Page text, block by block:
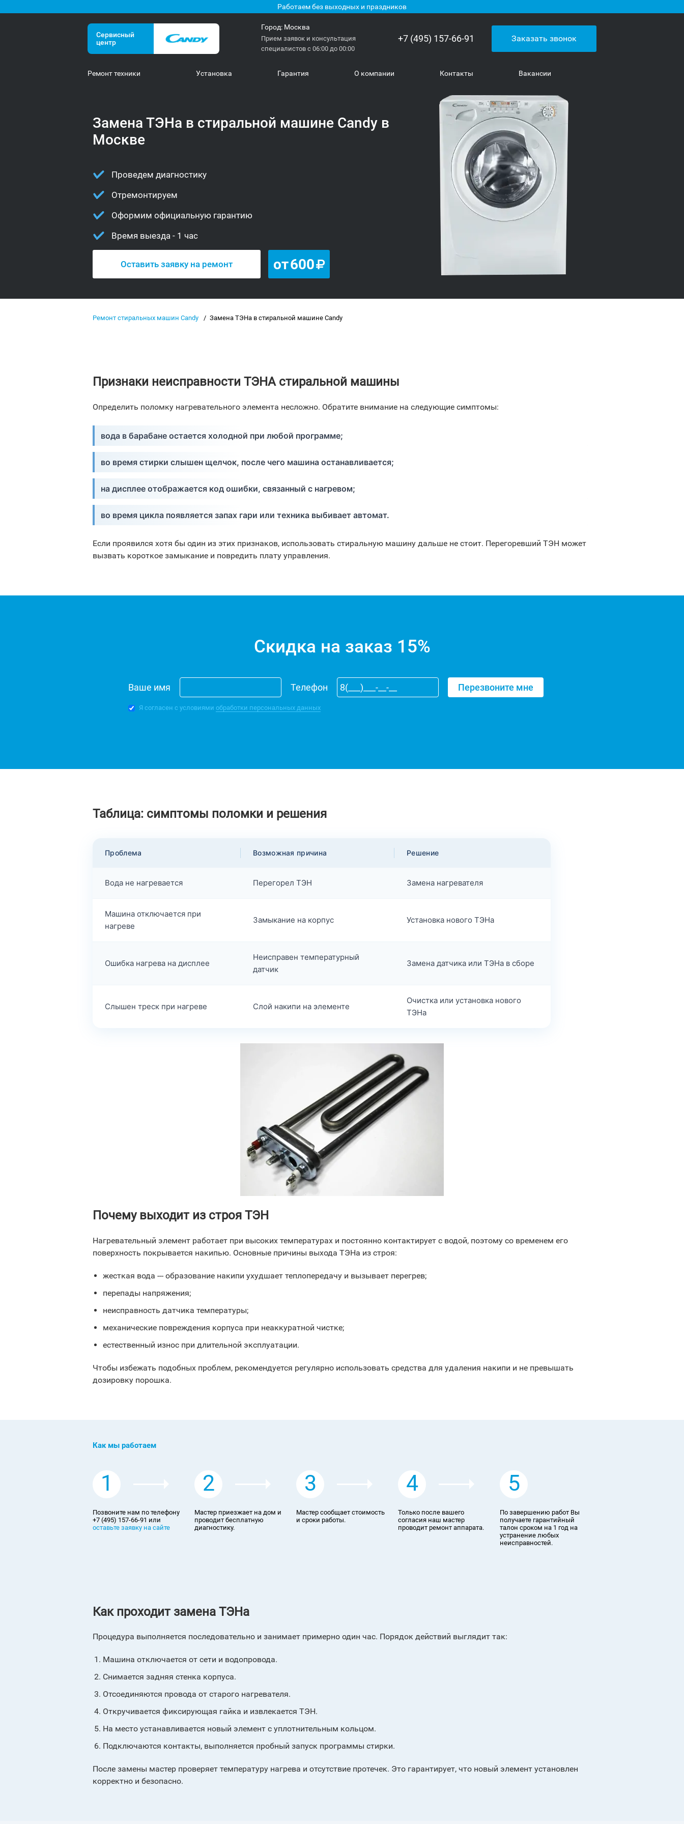
Работаем без выходных и праздников
Сервисный
центр
Город: Москва
Прием заявок и консультация
специалистов с 06:00 до 00:00
+7 (495) 157-66-91 Заказать звонок
Ремонт техники Установка Гарантия О компании Контакты Вакансии
Замена ТЭНа в стиральной машине Candy в
Москве
Проведем диагностику
Отремонтируем
Оформим официальную гарантию
Время выезда - 1 час
Оставить заявку на ремонт от600
Ремонт стиральных машин Candy Замена ТЭНа в стиральной машине Candy
Признаки неисправности ТЭНА стиральной машины
Определить поломку нагревательного элемента несложно. Обратите внимание на следующие симптомы:
вода в барабане остается холодной при любой программе;
во время стирки слышен щелчок, после чего машина останавливается;
на дисплее отображается код ошибки, связанный с нагревом;
во время цикла появляется запах гари или техника выбивает автомат.
Если проявился хотя бы один из этих признаков, использовать стиральную машину дальше не стоит. Перегоревший ТЭН может
вызвать короткое замыкание и повредить плату управления.
Скидка на заказ 15%
Ваше имя Телефон
Я согласен с условиями обработки персональных данных
Таблица: симптомы поломки и решения
Проблема Возможная причина Решение
Вода не нагревается Перегорел ТЭН Замена нагревателя
Машина отключается при
нагреве
Замыкание на корпус Установка нового ТЭНа
Ошибка нагрева на дисплее
Неисправен температурный
датчик
Замена датчика или ТЭНа в сборе
Слышен треск при нагреве Слой накипи на элементе
Очистка или установка нового
ТЭНа
Почему выходит из строя ТЭН
Нагревательный элемент работает при высоких температурах и постоянно контактирует с водой, поэтому со временем его
поверхность покрывается накипью. Основные причины выхода ТЭНа из строя:
жесткая вода --- образование накипи ухудшает теплопередачу и вызывает перегрев;
перепады напряжения;
неисправность датчика температуры;
механические повреждения корпуса при неаккуратной чистке;
естественный износ при длительной эксплуатации.
Чтобы избежать подобных проблем, рекомендуется регулярно использовать средства для удаления накипи и не превышать
дозировку порошка.
Как мы работаем
1
Позвоните нам по телефону
+7 (495) 157-66-91 или
оставьте заявку на сайте
2
Мастер приезжает на дом и
проводит бесплатную
диагностику.
3
Мастер сообщает стоимость
и сроки работы.
4
Только после вашего
согласия наш мастер
проводит ремонт аппарата.
5
По завершению работ Вы
получаете гарантийный
талон сроком на 1 год на
устранение любых
неисправностей.
Как проходит замена ТЭНа
Процедура выполняется последовательно и занимает примерно один час. Порядок действий выглядит так:
Машина отключается от сети и водопровода.
Снимается задняя стенка корпуса.
Отсоединяются провода от старого нагревателя.
Откручивается фиксирующая гайка и извлекается ТЭН.
На место устанавливается новый элемент с уплотнительным кольцом.
Подключаются контакты, выполняется пробный запуск программы стирки.
После замены мастер проверяет температуру нагрева и отсутствие протечек. Это гарантирует, что новый элемент установлен
корректно и безопасно.